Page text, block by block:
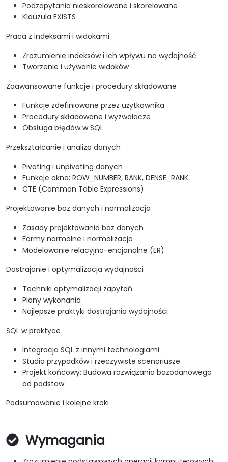
Podzapytania nieskorelowane i skorelowane
Klauzula EXISTS
Praca z indeksami i widokami
Zrozumienie indeksów i ich wpływu na wydajność
Tworzenie i używanie widoków
Zaawansowane funkcje i procedury składowane
Funkcje zdefiniowane przez użytkownika
Procedury składowane i wyzwalacze
Obsługa błędów w SQL
Przekształcanie i analiza danych
Pivoting i unpivoting danych
Funkcje okna: ROW_NUMBER, RANK, DENSE_RANK
CTE (Common Table Expressions)
Projektowanie baz danych i normalizacja
Zasady projektowania baz danych
Formy normalne i normalizacja
Modelowanie relacyjno-encjonalne (ER)
Dostrajanie i optymalizacja wydajności
Techniki optymalizacji zapytań
Plany wykonania
Najlepsze praktyki dostrajania wydajności
SQL w praktyce
Integracja SQL z innymi technologiami
Studia przypadków i rzeczywiste scenariusze
Projekt końcowy: Budowa rozwiązania bazodanowego
od podstaw
Podsumowanie i kolejne kroki
Wymagania